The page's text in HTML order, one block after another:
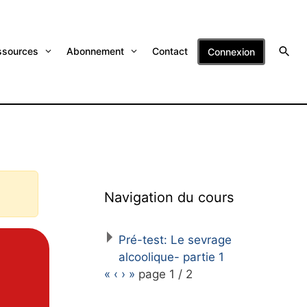
Abonnement Contact Connexion
Navigation du cours
Pré-test: Le sevrage
alcoolique- partie 1
« ‹ › » page 1 / 2